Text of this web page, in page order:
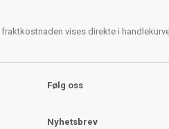
vises direkte i
Følg oss
Nyhetsbrev